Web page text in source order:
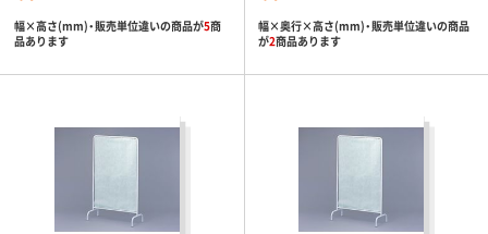
幅×高さ(mm)・販売単位違いの商品が5商
品あります
幅×奥行×高さ(mm)・販売単位違いの商品
が2商品あります